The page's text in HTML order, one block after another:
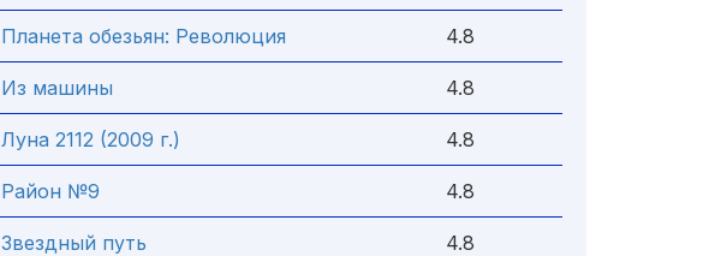
Планета обезьян: Революция 4.8
Из машины 4.8
Луна 2112 (2009 г.) 4.8
Район №9 4.8
Звездный путь 4.8